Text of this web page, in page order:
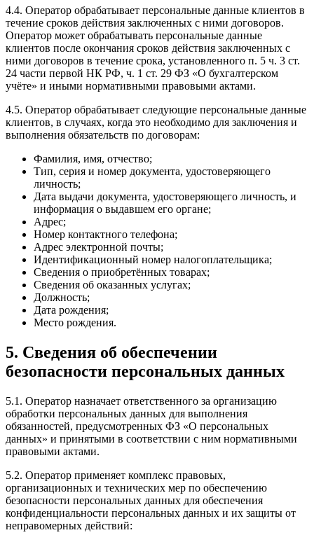
4.4. Оператор обрабатывает персональные данные клиентов в
течение сроков действия заключенных с ними договоров.
Оператор может обрабатывать персональные данные
клиентов после окончания сроков действия заключенных с
ними договоров в течение срока, установленного п. 5 ч. 3 ст.
24 части первой НК РФ, ч. 1 ст. 29 ФЗ «О бухгалтерском
учёте» и иными нормативными правовыми актами.
4.5. Оператор обрабатывает следующие персональные данные
клиентов, в случаях, когда это необходимо для заключения и
выполнения обязательств по договорам:
Фамилия, имя, отчество;
Тип, серия и номер документа, удостоверяющего
личность;
Дата выдачи документа, удостоверяющего личность, и
информация о выдавшем его органе;
Адрес;
Номер контактного телефона;
Адрес электронной почты;
Идентификационный номер налогоплательщика;
Сведения о приобретённых товарах;
Сведения об оказанных услугах;
Должность;
Дата рождения;
Место рождения.
5. Сведения об обеспечении
безопасности персональных данных
5.1. Оператор назначает ответственного за организацию
обработки персональных данных для выполнения
обязанностей, предусмотренных ФЗ «О персональных
данных» и принятыми в соответствии с ним нормативными
правовыми актами.
5.2. Оператор применяет комплекс правовых,
организационных и технических мер по обеспечению
безопасности персональных данных для обеспечения
конфиденциальности персональных данных и их защиты от
неправомерных действий: